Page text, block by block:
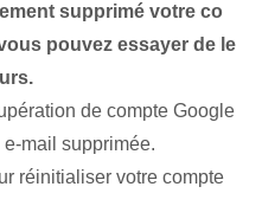
supprimé votre co
pouvez essayer de le
de compte Google
mail supprimée.
réinitialiser votre compte